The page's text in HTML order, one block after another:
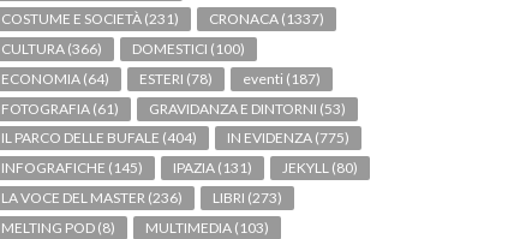
COSTUME E SOCIETÀ (231) CRONACA (1337)
CULTURA (366) DOMESTICI (100)
ECONOMIA (64) ESTERI (78) eventi (187)
FOTOGRAFIA (61) GRAVIDANZA E DINTORNI (53)
IL PARCO DELLE BUFALE (404) IN EVIDENZA (775)
INFOGRAFICHE (145) IPAZIA (131) JEKYLL (80)
LA VOCE DEL MASTER (236) LIBRI (273)
MELTING POD (8) MULTIMEDIA (103)